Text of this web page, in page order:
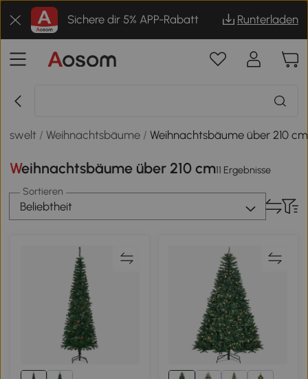
Sichere dir 5% APP-Rabatt Runterladen
/Weihnachtsbäume /Weihnachtsbäume über 210 cm
Weihnachtsbäume über 210 cm11 Ergebnisse
Sortieren
Beliebtheit